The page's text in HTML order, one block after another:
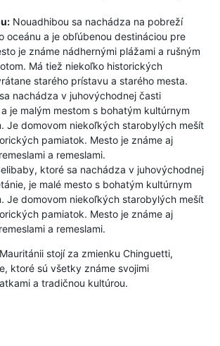
Nouadhibou sa nachádza na pobreží
oceánu a je obľúbenou destináciou pre
je známe nádhernými plážami a rušným
Má tiež niekoľko historických
starého prístavu a starého mesta.
nachádza v juhovýchodnej časti
je malým mestom s bohatým kultúrnym
Je domovom niekoľkých starobylých mešít
pamiatok. Mesto je známe aj
a remeslami.
ktoré sa nachádza v juhovýchodnej
je malé mesto s bohatým kultúrnym
Je domovom niekoľkých starobylých mešít
pamiatok. Mesto je známe aj
a remeslami.
stojí za zmienku Chinguetti,
ktoré sú všetky známe svojimi
a tradičnou kultúrou.